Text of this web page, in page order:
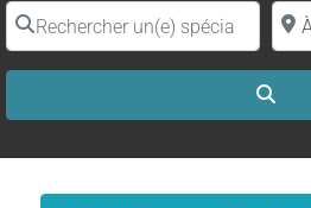
Rechercher un(e) spécialiste par